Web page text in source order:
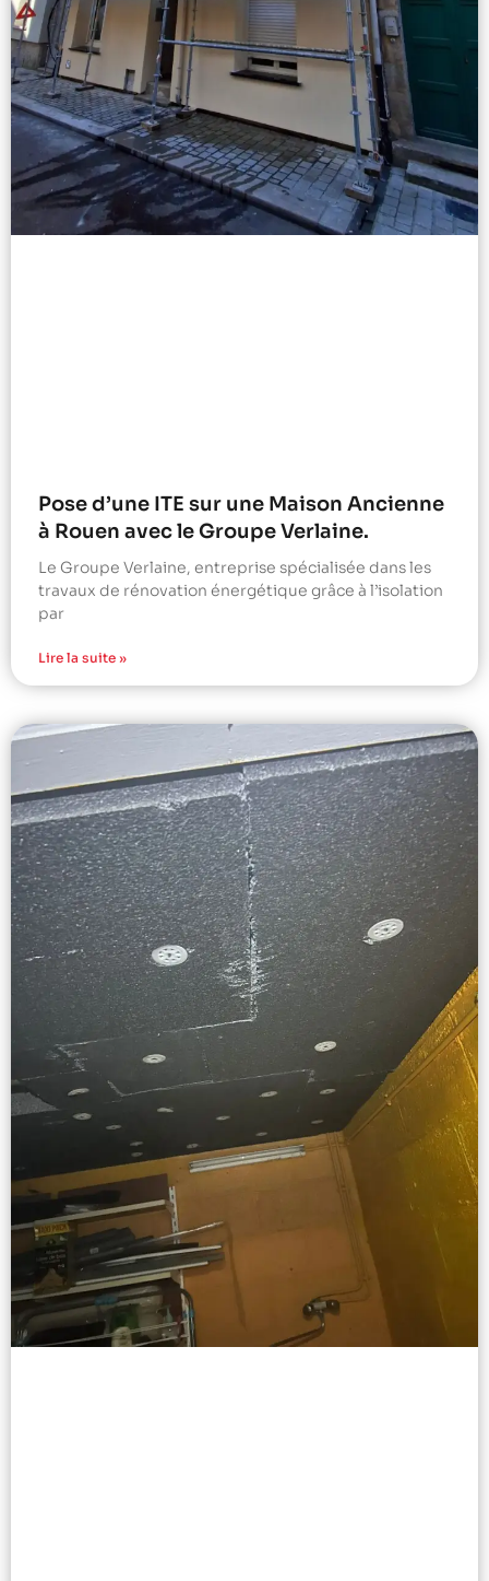
Pose d’une ITE sur une Maison Ancienne
à Rouen avec le Groupe Verlaine.
Le Groupe Verlaine, entreprise spécialisée dans les
travaux de rénovation énergétique grâce à l’isolation
par
Lire la suite »